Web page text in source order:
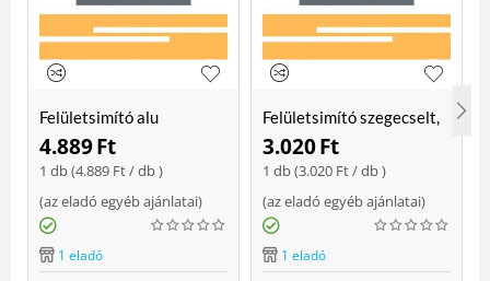
Felületsimító alu
erősített, rome 400 mm
Soft
4.889Ft
1 db (4.889 Ft/ db )
(az eladó egyéb ajánlatai)
1 eladó
Felületsimító szegecselt,
rome 400mm
3.020Ft
1 db (3.020 Ft/ db )
(az eladó egyéb ajánlatai)
1 eladó